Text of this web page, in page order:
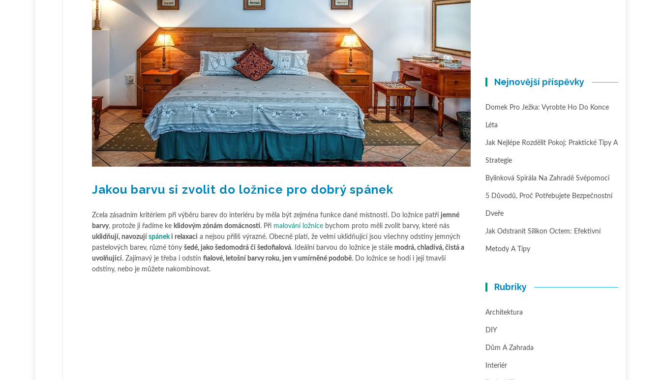
Jakou barvu si zvolit do ložnice pro dobrý spánek
Zcela zásadním kritériem při výběru barev do interiéru by měla být zejména funkce dané místnosti. Do ložnice patří jemné
barvy, protože ji řadíme ke klidovým zónám domácnosti. Při malování ložnice bychom proto měli zvolit barvy, které nás
uklidňují, navozují spánek i relaxaci a nejsou příliš výrazné. Obecně platí, že velmi uklidňující jsou všechny odstíny jemných
pastelových barev, různé tóny šedé, jako šedomodrá či šedofialová. Ideální barvou do ložnice je stále modrá, chladivá, čistá a
uvolňující. Zajímavý je třeba i odstín fialové, letošní barvy roku, jen v umírněné podobě. Do ložnice se hodí i její tmavší
odstíny, nebo je můžete nakombinovat.
Nejnovější příspěvky
Domek Pro Ježka: Vyrobte Ho Do Konce
Léta
Jak Nejlépe Rozdělit Pokoj: Praktické Tipy A
Strategie
Bylinková Spirála Na Zahradě Svépomocí
5 Důvodů, Proč Potřebujete Bezpečnostní
Dveře
Jak Odstranit Silikon Octem: Efektivní
Metody A Tipy
Rubriky
Architektura
DIY
Dům A Zahrada
Interiér